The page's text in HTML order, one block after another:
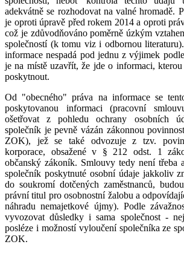
adekvátně se rozhodovat na valné hromadě.
je oproti úpravě před rokem 2014 a oproti
což je zdůvodňováno poměrně úzkým
společností (k tomu viz i odbornou
informace nespadá pod jednu z výjimek
je na místě uzavřít, že jde o informaci,
poskytnout.
Od "obecného" práva na informace se
poskytovanou informaci (pracovní
ošetřovat z pohledu ochrany osobních
společník je pevně vázán zákonnou
ZOK), jež se také odvozuje z tzv.
korporace, obsažené v § 212 odst. 1
občanský zákoník. Smlouvy tedy není třeba
společník poskytnuté osobní údaje jakkoliv
do soukromí dotčených zaměstnanců,
právní titul pro osobnostní žalobu a
náhradu nemajetkové újmy). Podle
vyvozovat důsledky i sama společnost -
posléze i možností vyloučení společníka ze
ZOK.